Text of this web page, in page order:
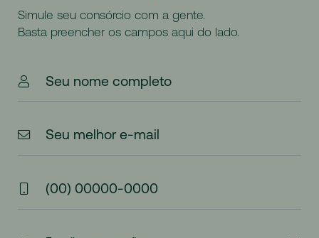
Simule seu consórcio com a gente.
Basta preencher os campos aqui do lado.
Seu nome completo
Seu melhor e-mail
(00) 00000-0000